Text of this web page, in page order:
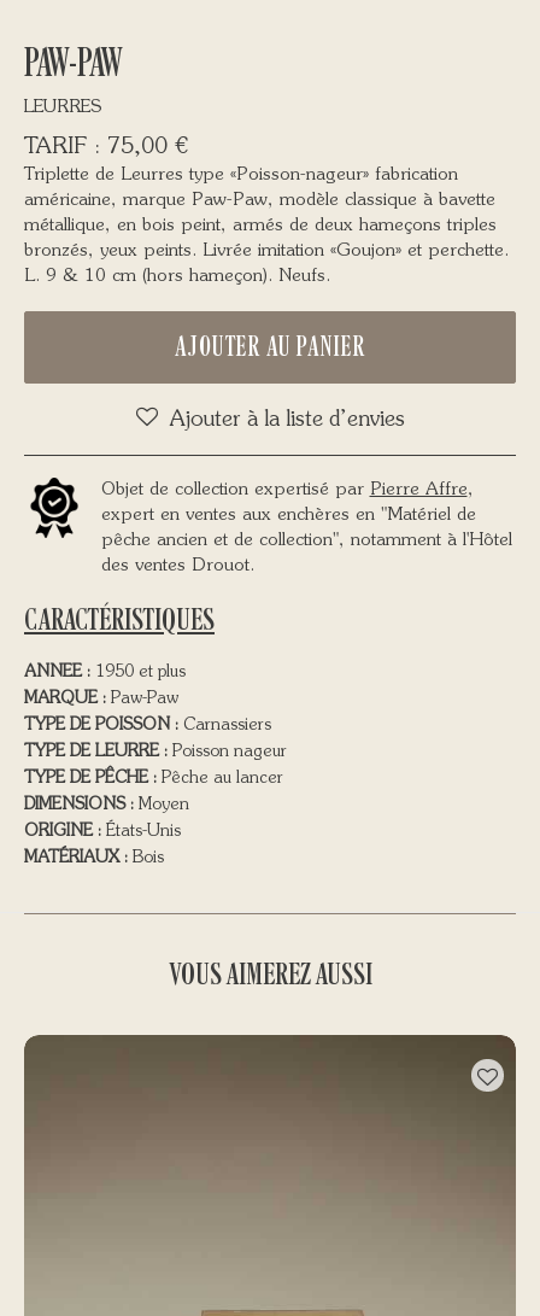
PAW-PAW
LEURRES
75,00 €
Triplette de Leurres type «Poisson-nageur» fabrication
américaine, marque Paw-Paw, modèle classique à bavette
métallique, en bois peint, armés de deux hameçons triples
bronzés, yeux peints. Livrée imitation «Goujon» et perchette.
L. 9 & 10 cm (hors hameçon). Neufs.
AJOUTER AU PANIER
Ajouter à la liste d’envies
Objet de collection expertisé par Pierre Affre,
expert en ventes aux enchères en "Matériel de
pêche ancien et de collection", notamment à l'Hôtel
des ventes Drouot.
CARACTÉRISTIQUES
ANNEE : 1950 et plus
MARQUE : Paw-Paw
TYPE DE POISSON : Carnassiers
TYPE DE LEURRE : Poisson nageur
TYPE DE PÊCHE : Pêche au lancer
DIMENSIONS : Moyen
ORIGINE : États-Unis
MATÉRIAUX : Bois
VOUS AIMEREZ AUSSI